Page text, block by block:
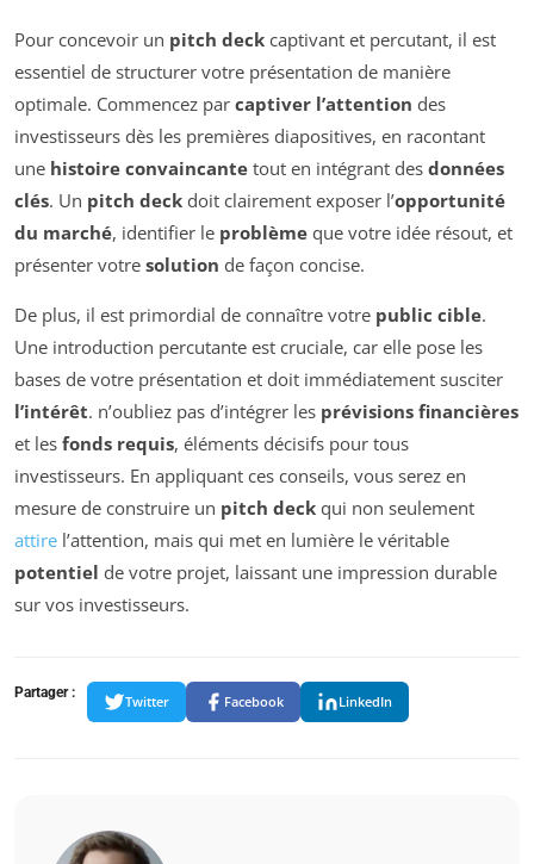
Pour concevoir un pitch deck captivant et percutant, il est
essentiel de structurer votre présentation de manière
optimale. Commencez par captiver l’attention des
investisseurs dès les premières diapositives, en racontant
une histoire convaincante tout en intégrant des données
clés. Un pitch deck doit clairement exposer l’opportunité
du marché, identifier le problème que votre idée résout, et
présenter votre solution de façon concise.
De plus, il est primordial de connaître votre public cible.
Une introduction percutante est cruciale, car elle pose les
bases de votre présentation et doit immédiatement susciter
l’intérêt. n’oubliez pas d’intégrer les prévisions financières
et les fonds requis, éléments décisifs pour tous
investisseurs. En appliquant ces conseils, vous serez en
mesure de construire un pitch deck qui non seulement
attire l’attention, mais qui met en lumière le véritable
potentiel de votre projet, laissant une impression durable
sur vos investisseurs.
Partager :
Twitter Facebook LinkedIn